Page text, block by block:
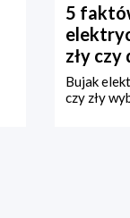
5
zły
Bujak
czy zły